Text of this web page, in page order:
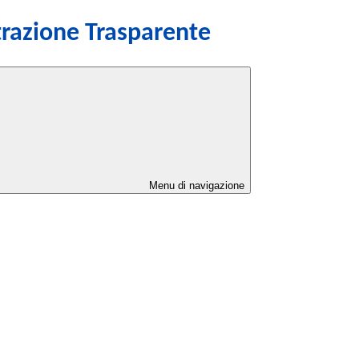
Trasparente
Menu di navigazione